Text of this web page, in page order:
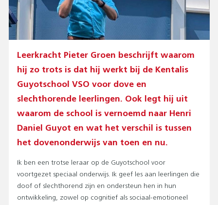
Leerkracht Pieter Groen beschrijft waarom
hij zo trots is dat hij werkt bij de Kentalis
Guyotschool VSO voor dove en
slechthorende leerlingen. Ook legt hij uit
waarom de school is vernoemd naar Henri
Daniel Guyot en wat het verschil is tussen
het dovenonderwijs van toen en nu.
Ik ben een trotse leraar op de Guyotschool voor
voortgezet speciaal onderwijs. Ik geef les aan leerlingen die
doof of slechthorend zijn en ondersteun hen in hun
ontwikkeling, zowel op cognitief als sociaal-emotioneel